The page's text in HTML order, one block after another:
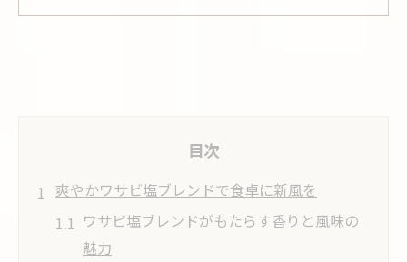
目次
爽やかワサビ塩ブレンドで食卓に新風を
ワサビ塩ブレンドがもたらす香りと風味の
魅力